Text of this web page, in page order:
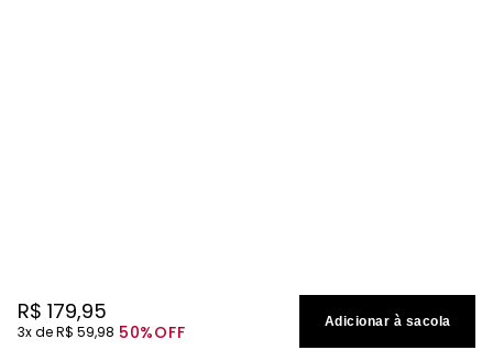
R$ 179,95
3 R$ 59,98 50%OFF Adicionar à sacola